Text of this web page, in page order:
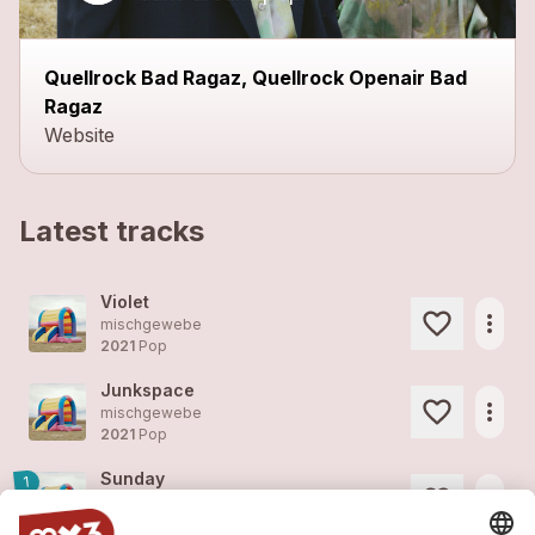
Quellrock Bad Ragaz, Quellrock Openair Bad
Ragaz
Website
Latest tracks
Violet
mischgewebe
2021 Pop
more_horiz
Junkspace
mischgewebe
2021 Pop
more_horiz
1 Sunday
2021